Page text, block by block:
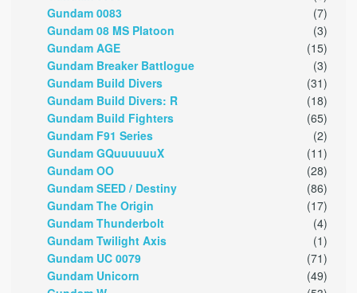
Gundam 0083
(7)
Gundam 08 MS Platoon
(3)
Gundam AGE
(15)
Gundam Breaker Battlogue
(3)
Gundam Build Divers
(31)
Gundam Build Divers: R
(18)
Gundam Build Fighters
(65)
Gundam F91 Series
(2)
Gundam GQuuuuuuX
(11)
Gundam OO
(28)
Gundam SEED / Destiny
(86)
Gundam The Origin
(17)
Gundam Thunderbolt
(4)
Gundam Twilight Axis
(1)
Gundam UC 0079
(71)
Gundam Unicorn
(49)